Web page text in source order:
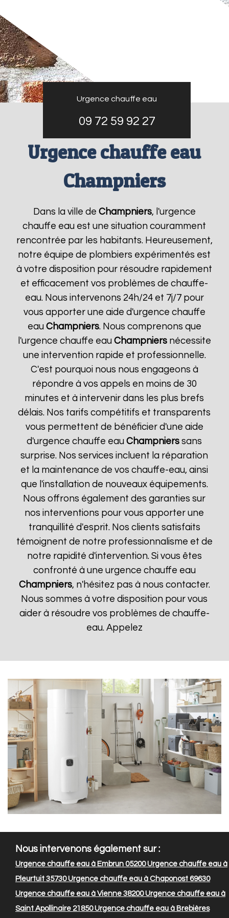
Urgence chauffe eau
09 72 59 92 27
Urgence chauffe eau
Champniers
Dans la ville de Champniers, l'urgence
chauffe eau est une situation couramment
rencontrée par les habitants. Heureusement,
notre équipe de plombiers expérimentés est
à votre disposition pour résoudre rapidement
et efficacement vos problèmes de chauffe-
eau. Nous intervenons 24h/24 et 7j/7 pour
vous apporter une aide d'urgence chauffe
eau Champniers. Nous comprenons que
l'urgence chauffe eau Champniersnécessite
une intervention rapide et professionnelle.
C'est pourquoi nous nous engageons à
répondre à vos appels en moins de 30
minutes et à intervenir dans les plus brefs
délais. Nos tarifs compétitifs et transparents
vous permettent de bénéficier d'une aide
d'urgence chauffe eauChampniers sans
surprise. Nos services incluent la réparation
et la maintenance de vos chauffe-eau, ainsi
que l'installation de nouveaux équipements.
Nous offrons également des garanties sur
nos interventions pour vous apporter une
tranquillité d'esprit. Nos clients satisfaits
témoignent de notre professionnalisme et de
notre rapidité d'intervention. Si vous êtes
confronté à une urgence chauffe eau
Champniers, n'hésitez pas à nous contacter.
Nous sommes à votre disposition pour vous
aider à résoudre vos problèmes de chauffe-
eau. Appelez
Nous intervenons également sur :
Urgence chauffe eau à Embrun 05200Urgence chauffe eau à
Pleurtuit 35730Urgence chauffe eau à Chaponost 69630
Urgence chauffe eau à Vienne 38200Urgence chauffe eau à
Saint Apollinaire 21850Urgence chauffe eau à Brebières